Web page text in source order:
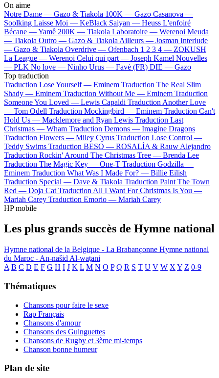
On aime
Notre Dame — Gazo & Tiakola 100K — Gazo Casanova —
Soolking Laisse Moi — KeBlack Saiyan — Heuss L'enfoiré
Bécane —Yamê 200K — Tiakola Laboratoire — Werenoi Meuda
— Tiakola Outro — Gazo & Tiakola Ailleurs — Josman Interlude
— Gazo & Tiakola Overdrive — Ofenbach 1 2 3 4 — ZOKUSH
La League — Werenoi Celui qui part — Joseph Kamel Nouvelles
— PLK No love — Ninho Urus — Favé (FR) DIE — Gazo
Top traduction
Traduction Lose Yourself — Eminem Traduction The Real Slim
Shady — Eminem Traduction Without Me — Eminem Traduction
Someone You Loved — Lewis Capaldi Traduction Another Love
— Tom Odell Traduction Mockingbird — Eminem Traduction Can't
Hold Us — Macklemore and Ryan Lewis Traduction Last
Christmas — Wham Traduction Demons — Imagine Dragons
Traduction Flowers — Miley Cyrus Traduction Lose Control —
Teddy Swims Traduction BESO — ROSALÍA & Rauw Alejandro
Traduction Rockin' Around The Christmas Tree — Brenda Lee
Traduction The Magic Key — One-T Traduction Godzilla —
Eminem Traduction What Was I Made For? — Billie Eilish
Traduction Special — Dave & Tiakola Traduction Paint The Town
Red — Doja Cat Traduction All I Want For Christmas Is You —
Mariah Carey Traduction Emorio — Mariah Carey
HP mobile
Les plus grands succès de Hymne national
Hymne national de la Belgique - La Brabançonne Hymne national
du Maroc - An-našid Al-waṭani
A B C D E F G H I J K L M N O P Q R S T U V W X Y Z 0-9
Thématiques
Chansons pour faire le sexe
Rap Français
Chansons d'amour
Chansons des Guinguettes
Chansons de Rugby et 3ème mi-temps
Chanson bonne humeur
Plan de site